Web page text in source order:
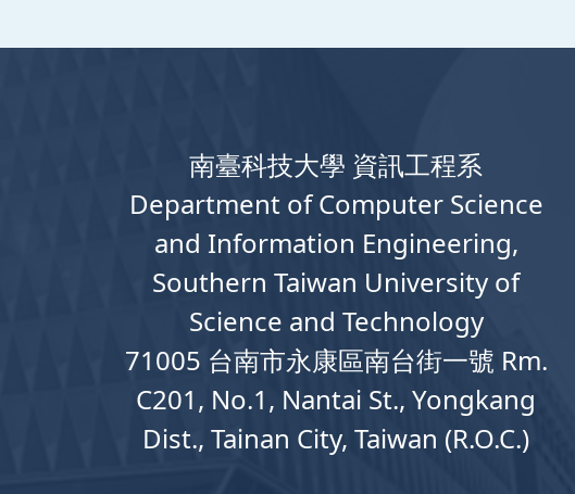
南臺科技大學 資訊工程系
Department of Computer Science
and Information Engineering,
Southern Taiwan University of
Science and Technology
71005 台南市永康區南台街一號 Rm.
C201, No.1, Nantai St., Yongkang
Dist., Tainan City, Taiwan (R.O.C.)